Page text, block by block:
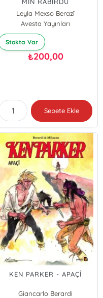
Leyla Mexso Berazî
Avesta Yayınları
Stokta Var
₺200,00
Sepete Ekle
KEN PARKER - APAÇÎ
Giancarlo Berardi